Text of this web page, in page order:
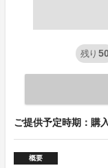
残り
ご提供予定時期：購
概要